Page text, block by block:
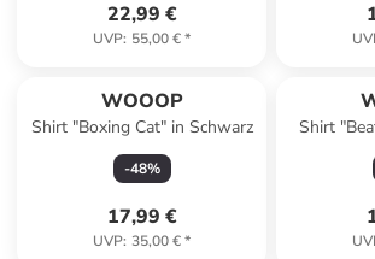
22,99 €
UVP: 55,00 €*
WOOOP
Shirt "Boxing Cat" in Schwarz
-48%
17,99 €
UVP: 35,00 €*
Shirt